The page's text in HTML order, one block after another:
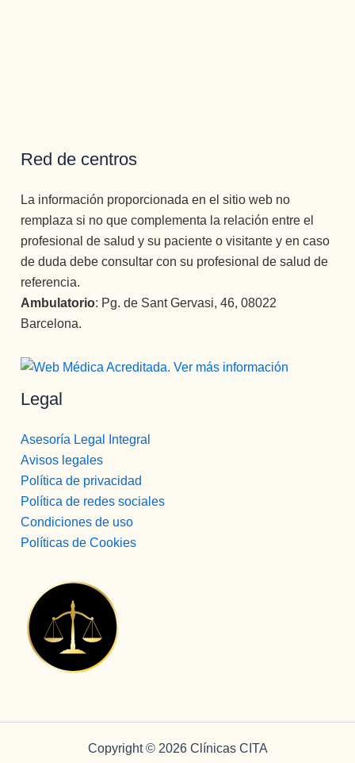
Red de centros
La información proporcionada en el sitio web no
remplaza si no que complementa la relación entre el
profesional de salud y su paciente o visitante y en caso
de duda debe consultar con su profesional de salud de
referencia.
Ambulatorio: Pg. de Sant Gervasi, 46, 08022
Barcelona.
Legal
Asesoría Legal Integral
Avisos legales
Política de privacidad
Política de redes sociales
Condiciones de uso
Políticas de Cookies
Copyright © 2026 Clínicas CITA